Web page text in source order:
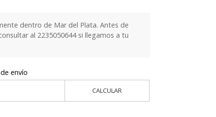
dentro de Mar del Plata. Antes de
al 2235050644 si llegamos a tu
envío
CALCULAR